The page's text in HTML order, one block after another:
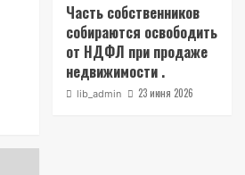
Часть собственников
собираются освободить
от НДФЛ при продаже
недвижимости .
lib_admin 23 июня 2026